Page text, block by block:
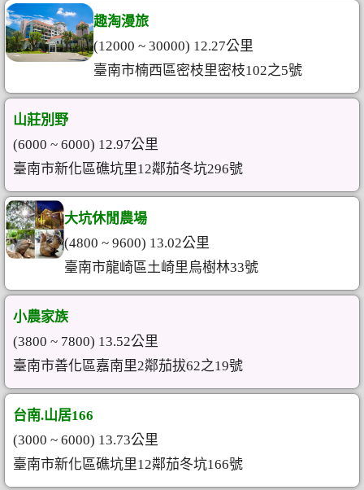
趣淘漫旅
(12000 ~ 30000) 12.27公里
臺南市楠西區密枝里密枝102之5號
山莊別野
(6000 ~ 6000) 12.97公里
臺南市新化區礁坑里12鄰茄冬坑296號
大坑休閒農場
(4800 ~ 9600) 13.02公里
臺南市龍崎區土崎里烏樹林33號
小農家族
(3800 ~ 7800) 13.52公里
臺南市善化區嘉南里2鄰茄拔62之19號
台南.山居166
(3000 ~ 6000) 13.73公里
臺南市新化區礁坑里12鄰茄冬坑166號